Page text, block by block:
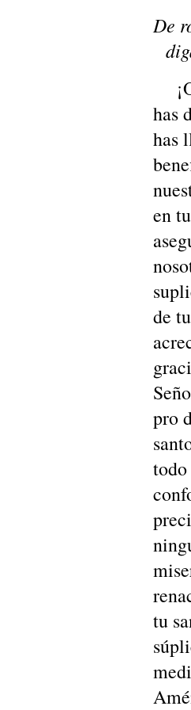
De
has
has
en
de
pro
tu